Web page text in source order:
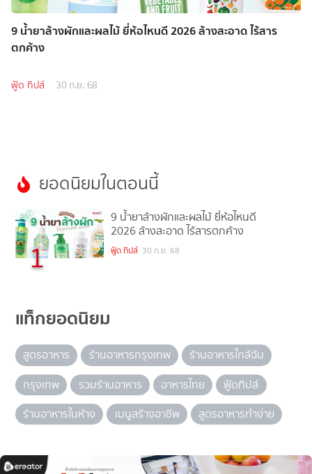
9 น้ำยาล้างผักและผลไม้ ยี่ห้อไหนดี 2026 ล้างสะอาด ไร้สาร
ตกค้าง
ฟู้ด ทิปส์ 30 ก.ย. 68
ยอดนิยมในตอนนี้
1
9 น้ำยาล้างผักและผลไม้ ยี่ห้อไหนดี
2026 ล้างสะอาด ไร้สารตกค้าง
ฟู้ด ทิปส์ 30 ก.ย. 68
แท็กยอดนิยม
สูตรอาหาร ร้านอาหารกรุงเทพ
ร้านอาหารใกล้ฉัน
กรุงเทพ
รวมร้านอาหาร อาหารไทย
ฟู้ดทิปส์
ร้านอาหารในห้าง
เมนูสร้างอาชีพ สูตรอาหารทำง่าย